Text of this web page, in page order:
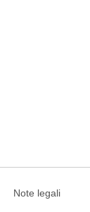
Note legali